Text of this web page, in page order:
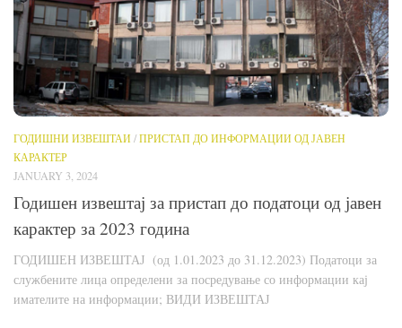
ГОДИШНИ ИЗВЕШТАИ/ПРИСТАП ДО ИНФОРМАЦИИ ОД ЈАВЕН
КАРАКТЕР
JANUARY 3, 2024
Годишен извештај за пристап до податоци од јавен
карактер за 2023 година
ГОДИШЕН ИЗВЕШТАЈ (од 1.01.2023 до 31.12.2023) Податоци за
службените лица определени за посредување со информации кај
имателите на информации; ВИДИ ИЗВЕШТАЈ